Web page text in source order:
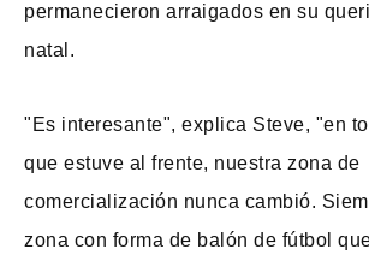
permanecieron arraigados en su
natal.
"Es interesante", explica Steve, "en
que estuve al frente, nuestra zona de
comercialización nunca cambió.
zona con forma de balón de fútbol